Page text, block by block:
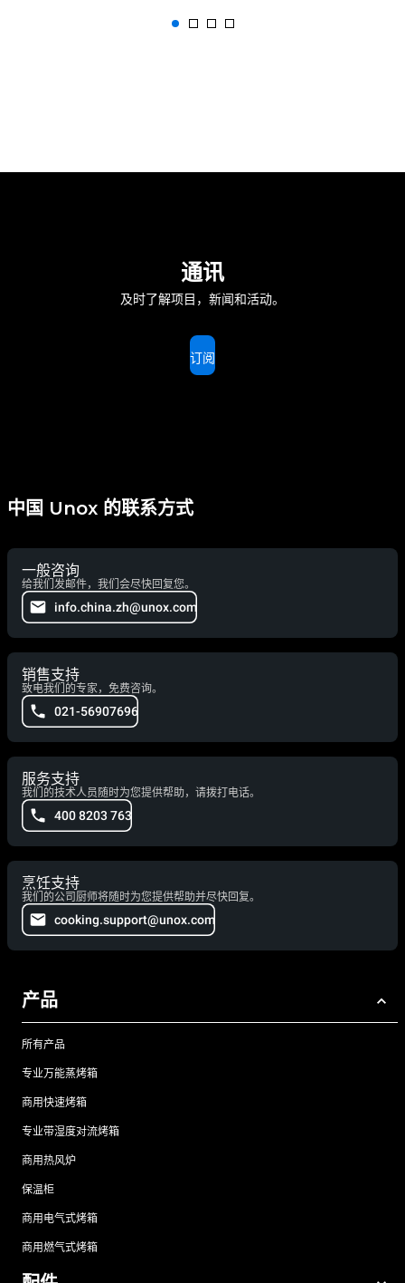
通讯
及时了解项目，新闻和活动。
订阅
中国 Unox 的联系方式
一般咨询
给我们发邮件，我们会尽快回复您。
info.china.zh@unox.com
销售支持
致电我们的专家，免费咨询。
021-56907696
服务支持
我们的技术人员随时为您提供帮助，请拨打电话。
400 8203 763
烹饪支持
我们的公司厨师将随时为您提供帮助并尽快回复。
cooking.support@unox.com
产品
所有产品
专业万能蒸烤箱
商用快速烤箱
专业带湿度对流烤箱
商用热风炉
保温柜
商用电气式烤箱
商用燃气式烤箱